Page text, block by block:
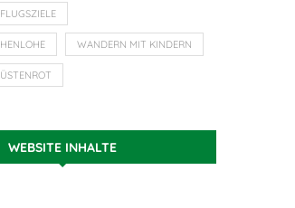
WANDERN MIT KINDERN
WEBSITE INHALTE